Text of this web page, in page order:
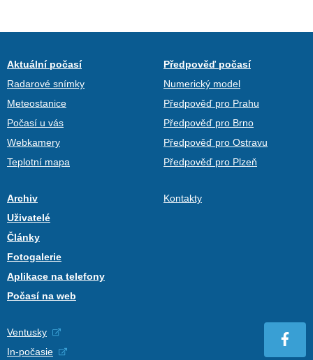
Aktuální počasí
Radarové snímky
Meteostanice
Počasí u vás
Webkamery
Teplotní mapa
Předpověď počasí
Numerický model
Předpověď pro Prahu
Předpověď pro Brno
Předpověď pro Ostravu
Předpověď pro Plzeň
Archiv
Uživatelé
Články
Fotogalerie
Aplikace na telefony
Počasí na web
Kontakty
Ventusky
In-počasie